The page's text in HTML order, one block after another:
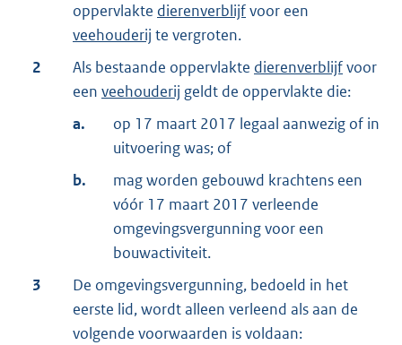
oppervlakte dierenverblijfvoor een
veehouderij te vergroten.
2
Als bestaande oppervlakte dierenverblijfvoor
een veehouderij geldt de oppervlakte die:
a.
op 17 maart 2017 legaal aanwezig of in
uitvoering was; of
b.
mag worden gebouwd krachtens een
vóór 17 maart 2017 verleende
omgevingsvergunning voor een
bouwactiviteit.
3
De omgevingsvergunning, bedoeld in het
eerste lid, wordt alleen verleend als aan de
volgende voorwaarden is voldaan: